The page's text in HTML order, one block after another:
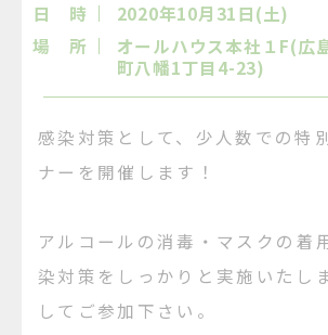
日 時
2020年10月31日(土)
場 所
オールハウス本社１F(広
町八幡1丁目4-23)
感染対策として、少人数での特
ナーを開催します！
アルコールの消毒・マスクの着
染対策をしっかりと実施いたし
してご参加下さい。